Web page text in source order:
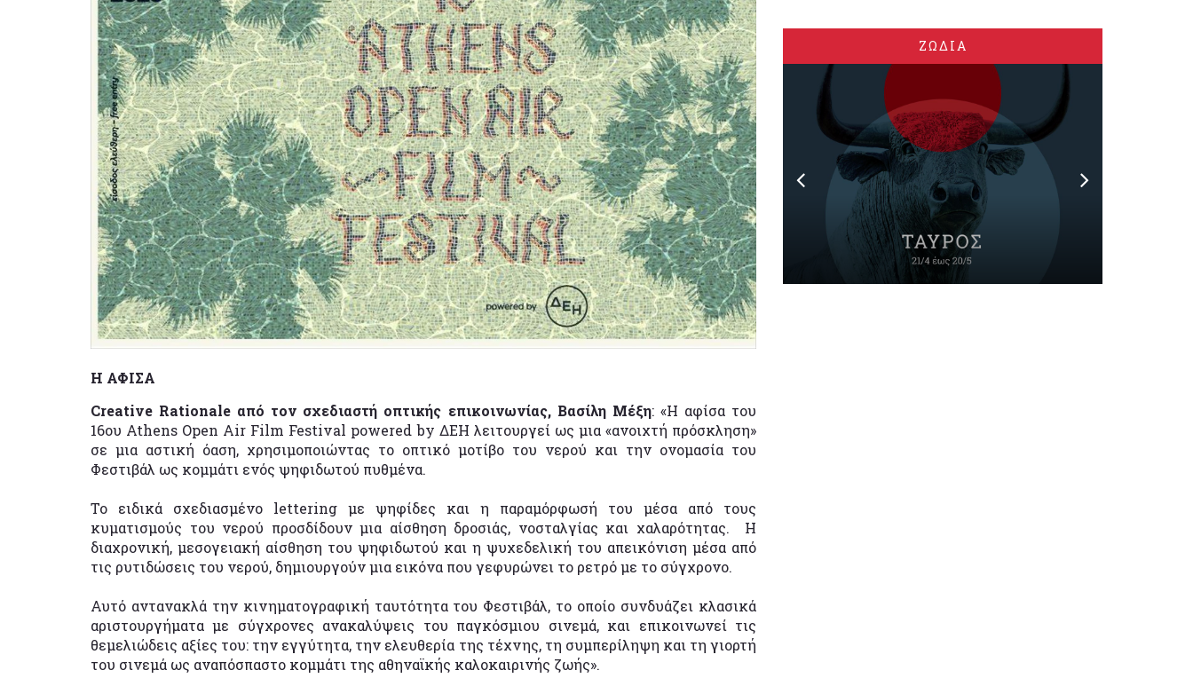
Η ΑΦΙΣΑ
Creative Rationale από τον σχεδιαστή οπτικής επικοινωνίας, Βασίλη Μέξη: «Η αφίσα του
16ου Athens Open Air Film Festival powered by ΔΕΗ λειτουργεί ως μια «ανοιχτή πρόσκληση»
σε μια αστική όαση, χρησιμοποιώντας το οπτικό μοτίβο του νερού και την ονομασία του
Φεστιβάλ ως κομμάτι ενός ψηφιδωτού πυθμένα.
Το ειδικά σχεδιασμένο lettering με ψηφίδες και η παραμόρφωσή του μέσα από τους
κυματισμούς του νερού προσδίδουν μια αίσθηση δροσιάς, νοσταλγίας και χαλαρότητας. Η
διαχρονική, μεσογειακή αίσθηση του ψηφιδωτού και η ψυχεδελική του απεικόνιση μέσα από
τις ρυτιδώσεις του νερού, δημιουργούν μια εικόνα που γεφυρώνει το ρετρό με το σύγχρονο.
Αυτό αντανακλά την κινηματογραφική ταυτότητα του Φεστιβάλ, το οποίο συνδυάζει κλασικά
αριστουργήματα με σύγχρονες ανακαλύψεις του παγκόσμιου σινεμά, και επικοινωνεί τις
θεμελιώδεις αξίες του: την εγγύτητα, την ελευθερία της τέχνης, τη συμπερίληψη και τη γιορτή
του σινεμά ως αναπόσπαστο κομμάτι της αθηναϊκής καλοκαιρινής ζωής».
ΖΩΔΙΑ